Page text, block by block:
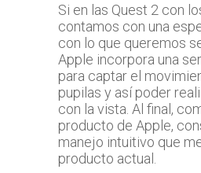
Si en las Quest 2 con
contamos con una
con lo que queremos
Apple incorpora una
para captar el
pupilas y así poder
con la vista. Al final,
producto de Apple,
manejo intuitivo que
producto actual.